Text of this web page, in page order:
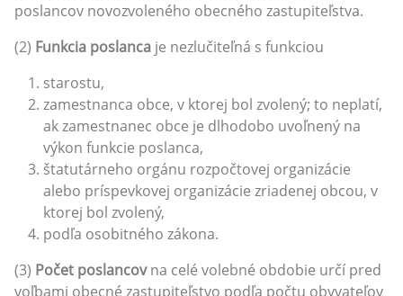
poslancov novozvoleného obecného zastupiteľstva.
(2) Funkcia poslanca je nezlučiteľná s funkciou
starostu,
zamestnanca obce, v ktorej bol zvolený; to neplatí,
ak zamestnanec obce je dlhodobo uvoľnený na
výkon funkcie poslanca,
štatutárneho orgánu rozpočtovej organizácie
alebo príspevkovej organizácie zriadenej obcou, v
ktorej bol zvolený,
podľa osobitného zákona.
(3) Počet poslancovna celé volebné obdobie určí pred
voľbami obecné zastupiteľstvo podľa počtu obyvateľov